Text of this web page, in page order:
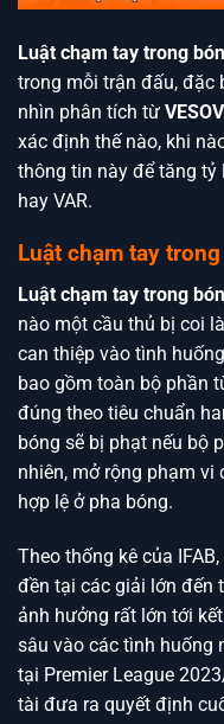
Luật chạm tay trong
trong mỗi trận đấu, đặc
nhìn phân tích từ
xác định thế nào, khi
thông tin này để tăng tỷ
hay VAR.
Luật chạm tay
Luật chạm tay trong
nào một cầu thủ bị coi
can thiệp vào tình
bao gồm toàn bộ phần
đúng theo tiêu chuẩn
bóng sẽ bị phạt nếu bộ
nhiên, mở rộng phạm vi
hợp lệ ở pha bóng.
Theo thống kê của
đền tại các giải lớn đến
ảnh hưởng rất lớn tới
sâu vào các tình huống
tại Premier League
tài đưa ra quyết định